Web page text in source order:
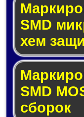
SMD
хем
SMD
сбо­рок